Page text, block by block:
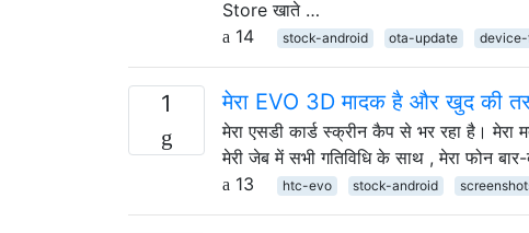
Store खाते …
14
stock-android ota-update
1 मेरा EVO 3D मादक है और खुद की
मेरा एसडी कार्ड स्क्रीन कैप से भर रहा है।
मेरी जेब में सभी गतिविधि के साथ , मेरा फोन
13
htc-evo stock-android